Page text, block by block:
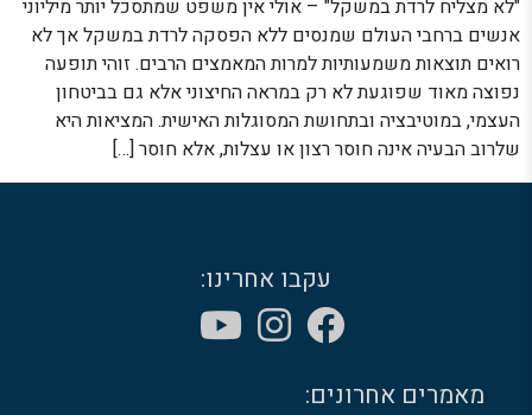
"לא מצליח לרדת במשקל" – אולי אין משפט שמתסכל יותר מיליוני
אנשים ברחבי העולם שמנסים ללא הפסקה לרדת במשקל אך לא
רואים תוצאות משמעותיות למרות המאמצים הרבים. זוהי תופעה
נפוצה מאוד שפוגעת לא רק במראה החיצוני אלא גם בביטחון
העצמי, במוטיבציה ובתחושת המסוגלות האישית. המציאות היא
שלרוב הבעיה אינה חוסר רצון או עצלות, אלא חוסר […]
עקבו אחרינו:
מאמרים אחרונים: